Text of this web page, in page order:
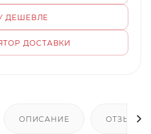
ДЕШЕВЛЕ
ДОСТАВКИ
ОПИСАНИЕ ОТЗЫВЫ